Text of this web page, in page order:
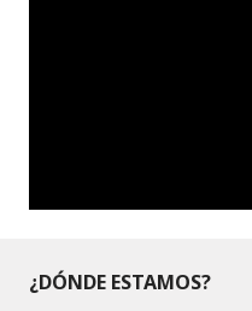
¿DÓNDE ESTAMOS?